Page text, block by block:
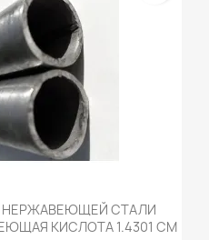
НЕРЖАВЕЮЩЕЙ СТАЛИ
КИСЛОТА 1.4301 CM